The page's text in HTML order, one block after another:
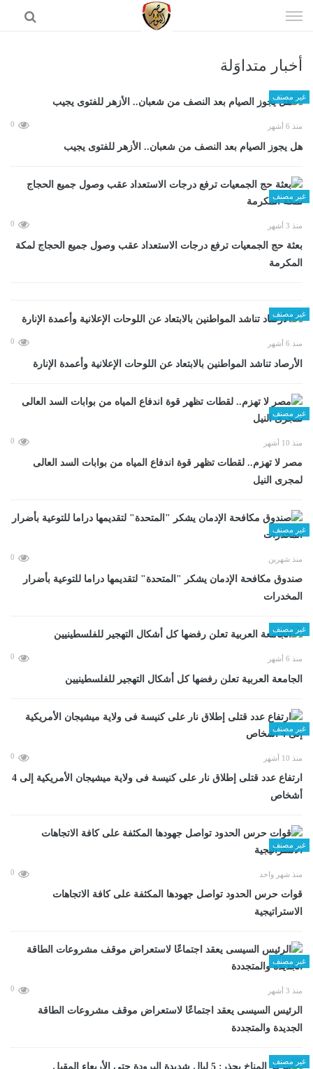
الى
أخبار متداوَلة
غير مصنف
منذ 6 أشهر 0
هل يجوز الصيام بعد النصف من شعبان.. الأزهر للفتوى يجيب
غير مصنف
منذ 3 أشهر 0
بعثة حج الجمعيات ترفع درجات الاستعداد عقب وصول جميع الحجاج لمكة
المكرمة
غير مصنف
منذ 6 أشهر 0
الأرصاد تناشد المواطنين بالابتعاد عن اللوحات الإعلانية وأعمدة الإنارة
غير مصنف
منذ 10 أشهر 0
مصر لا تهزم.. لقطات تظهر قوة اندفاع المياه من بوابات السد العالى
لمجرى النيل
غير مصنف
منذ شهرين 0
صندوق مكافحة الإدمان يشكر "المتحدة" لتقديمها دراما للتوعية بأضرار
المخدرات
غير مصنف
منذ 6 أشهر 0
الجامعة العربية تعلن رفضها كل أشكال التهجير للفلسطينيين
غير مصنف
منذ 10 أشهر 0
ارتفاع عدد قتلى إطلاق نار على كنيسة فى ولاية ميشيجان الأمريكية إلى 4
أشخاص
غير مصنف
منذ شهر واحد 0
قوات حرس الحدود تواصل جهودها المكثفة على كافة الاتجاهات
الاستراتيجية
غير مصنف
منذ 3 أشهر 0
الرئيس السيسى يعقد اجتماعًا لاستعراض موقف مشروعات الطاقة
الجديدة والمتجددة
غير مصنف